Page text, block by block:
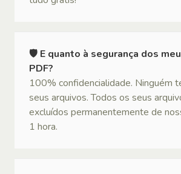
🛡 E quanto à segurança dos
PDF?
100% confidencialidade. Ninguém
seus arquivos. Todos os seus
excluídos permanentemente de
1 hora.